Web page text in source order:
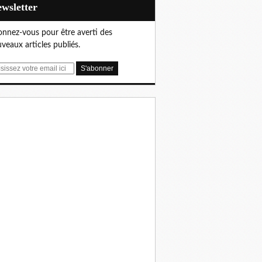
vous pour être averti des
articles publiés.